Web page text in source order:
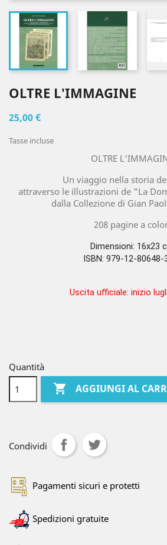
OLTRE L'IMMAGINE
25,00 €
Tasse incluse
OLTRE
Un viaggio nella storia
attraverso le illustrazioni de "La
dalla Collezione di Gian
208 pagine a
Dimensioni: 16x23
ISBN: 979-12-80648-
Uscita ufficiale: inizio
Quantità
 AGGIUNGI AL
Condividi
Pagamenti sicuri e protetti
Spedizioni gratuite